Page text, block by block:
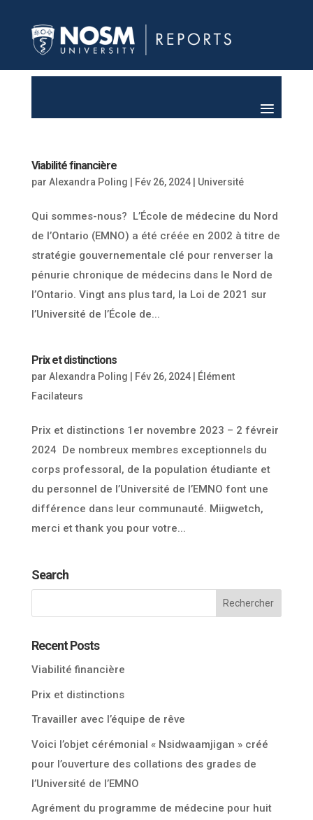
Viabilité financière
par Alexandra Poling Fév 26, 2024| Université
Qui sommes-nous? L’École de médecine du Nord
de l’Ontario (EMNO) a été créée en 2002 à titre de
stratégie gouvernementale clé pour renverser la
pénurie chronique de médecins dans le Nord de
l’Ontario. Vingt ans plus tard, la Loi de 2021 sur
l’Université de l’École de...
Prix et distinctions
par Alexandra Poling Fév 26, 2024|
Élément
Facilateurs
Prix et distinctions 1er novembre 2023 – 2 févreir
2024 De nombreux membres exceptionnels du
corps professoral, de la population étudiante et
du personnel de l’Université de l’EMNO font une
différence dans leur communauté. Miigwetch,
merci et thank you pour votre...
Search
Recent Posts
Viabilité financière
Prix et distinctions
Travailler avec l’équipe de rêve
Voici l’objet cérémonial « Nsidwaamjigan » créé
pour l’ouverture des collations des grades de
l’Université de l’EMNO
Agrément du programme de médecine pour huit